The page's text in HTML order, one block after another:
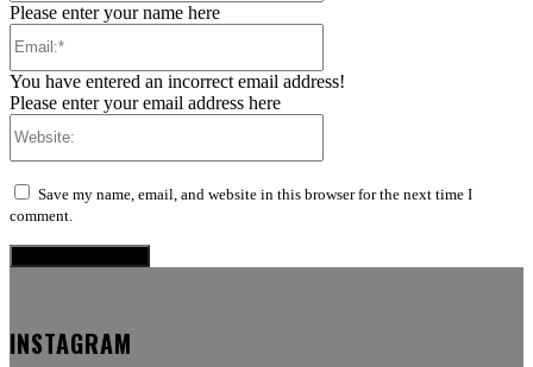
Please enter your name here
You have entered an incorrect email address!
Please enter your email address here
Save my name, email, and website in this browser for the next time I
comment.
INSTAGRAM